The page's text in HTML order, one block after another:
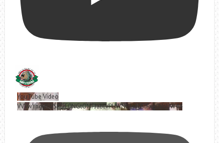
YouTube Video
VVVwYngyRjVSRDE0NGtOMFJablVPUWNBLjd0SlFxa0VoUW44